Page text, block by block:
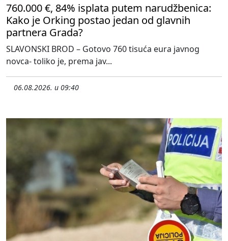
760.000 €, 84% isplata putem narudžbenica:
Kako je Orking postao jedan od glavnih
partnera Grada?
SLAVONSKI BROD – Gotovo 760 tisuća eura javnog
novca- toliko je, prema jav...
06.08.2026. u 09:40